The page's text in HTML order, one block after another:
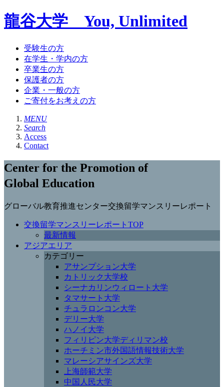
龍谷大学 You, Unlimited
受験生の方
在学生・学内の方
卒業生の方
保護者の方
企業・一般の方
ご寄付をお考えの方
MENU
Search
Access
Contact
Center for the Promotion of
Global Education
グローバル教育推進センター交換留学マンスリーレポート
交換留学マンスリーレポートTOP
最新情報
アジアエリア
カテゴリー
アサンプション大学
カトリック大学校
シーナカリンウィロート大学
タマサート大学
チュラロンコン大学
デリー大学
ハノイ大学
フィリピン大学ディリマン校
ホーチミン市外国語情報技術大学
マレーシアサインズ大学
上海師範大学
中国人民大学